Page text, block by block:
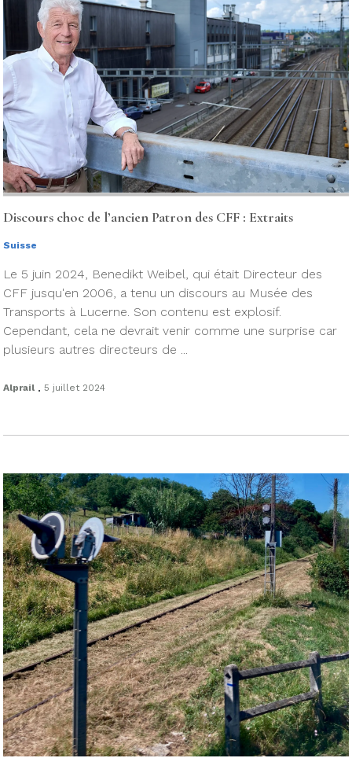
Discours choc de l’ancien Patron des CFF : Extraits
Suisse
Le 5 juin 2024, Benedikt Weibel, qui était Directeur des
CFF jusqu'en 2006, a tenu un discours au Musée des
Transports à Lucerne. Son contenu est explosif.
Cependant, cela ne devrait venir comme une surprise car
plusieurs autres directeurs de ...
Alprail . 5 juillet 2024